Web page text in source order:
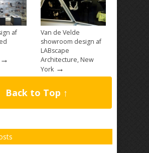
af
→
Van de Velde
showroom design af
LABscape
Architecture, New
York →
Back to Top ↑